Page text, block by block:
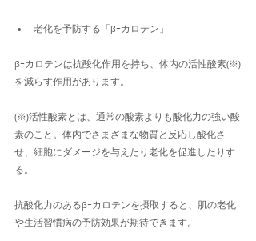
老化を予防する「βｰカロテン」
βｰカロテンは抗酸化作用を持ち、体内の活性酸素(※)
を減らす作用があります。
(※)活性酸素とは、通常の酸素よりも酸化力の強い酸
素のこと。体内でさまざまな物質と反応し酸化さ
せ、細胞にダメージを与えたり老化を促進したりす
る。
抗酸化力のあるβｰカロテンを摂取すると、肌の老化
や生活習慣病の予防効果が期待できます。